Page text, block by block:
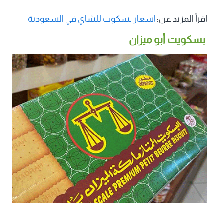
اقرأ المزيد عن: اسعار بسكوت للشاي في السعودية
بسكويت أبو ميزان